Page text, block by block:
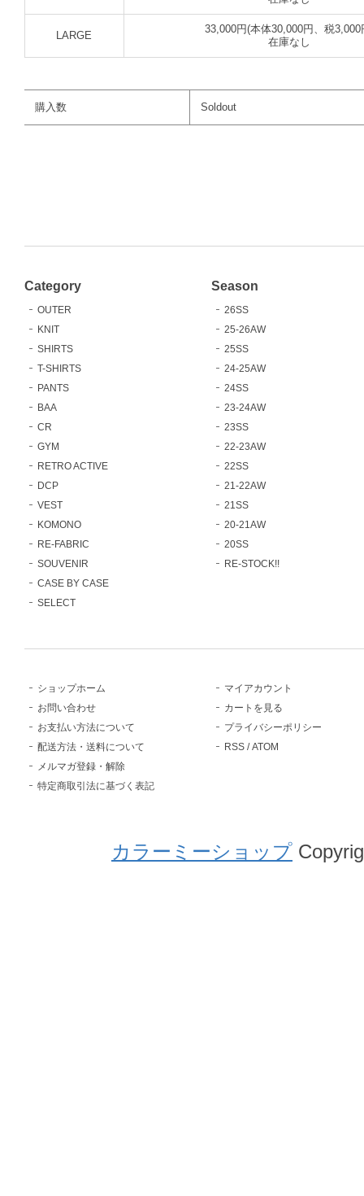
LARGE
33,000円(本体30,000円、税3,000
在庫なし
購入数 Soldout
Category
OUTER
KNIT
SHIRTS
T-SHIRTS
PANTS
BAA
CR
GYM
RETRO ACTIVE
DCP
VEST
KOMONO
RE-FABRIC
SOUVENIR
CASE BY CASE
SELECT
Season
26SS
25-26AW
25SS
24-25AW
24SS
23-24AW
23SS
22-23AW
22SS
21-22AW
21SS
20-21AW
20SS
RE-STOCK!!
ショップホーム
お問い合わせ
お支払い方法について
配送方法・送料について
メルマガ登録・解除
特定商取引法に基づく表記
マイアカウント
カートを見る
プライバシーポリシー
RSS /ATOM
カラーミーショップ